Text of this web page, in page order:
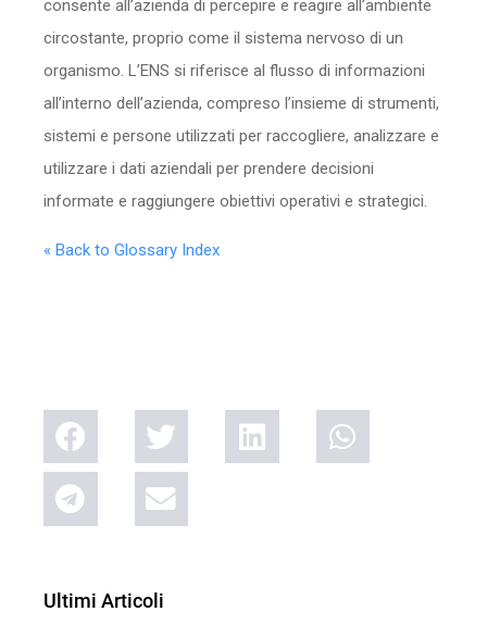
consente all’azienda di percepire e reagire all’ambiente
circostante, proprio come il sistema nervoso di un
organismo. L’ENS si riferisce al flusso di informazioni
all’interno dell’azienda, compreso l’insieme di strumenti,
sistemi e persone utilizzati per raccogliere, analizzare e
utilizzare i dati aziendali per prendere decisioni
informate e raggiungere obiettivi operativi e strategici.
« Back to Glossary Index
Ultimi Articoli